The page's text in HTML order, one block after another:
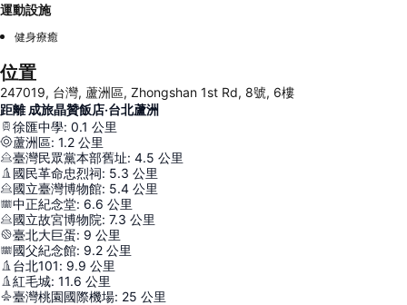
運動設施
健身療癒
位置
247019, 台灣, 蘆洲區, Zhongshan 1st Rd, 8號, 6樓
距離 成旅晶贊飯店‧台北蘆洲
徐匯中學: 0.1 公里
蘆洲區: 1.2 公里
臺灣民眾黨本部舊址: 4.5 公里
國民革命忠烈祠: 5.3 公里
國立臺灣博物館: 5.4 公里
中正紀念堂: 6.6 公里
國立故宮博物院: 7.3 公里
臺北大巨蛋: 9 公里
國父紀念館: 9.2 公里
台北101: 9.9 公里
紅毛城: 11.6 公里
臺灣桃園國際機場: 25 公里